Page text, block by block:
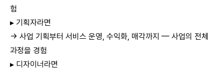
험
▸ 기획자라면
→ 사업 기획부터 서비스 운영, 수익화, 매각까지 — 사업의 전체
과정을 경험
▸ 디자이너라면